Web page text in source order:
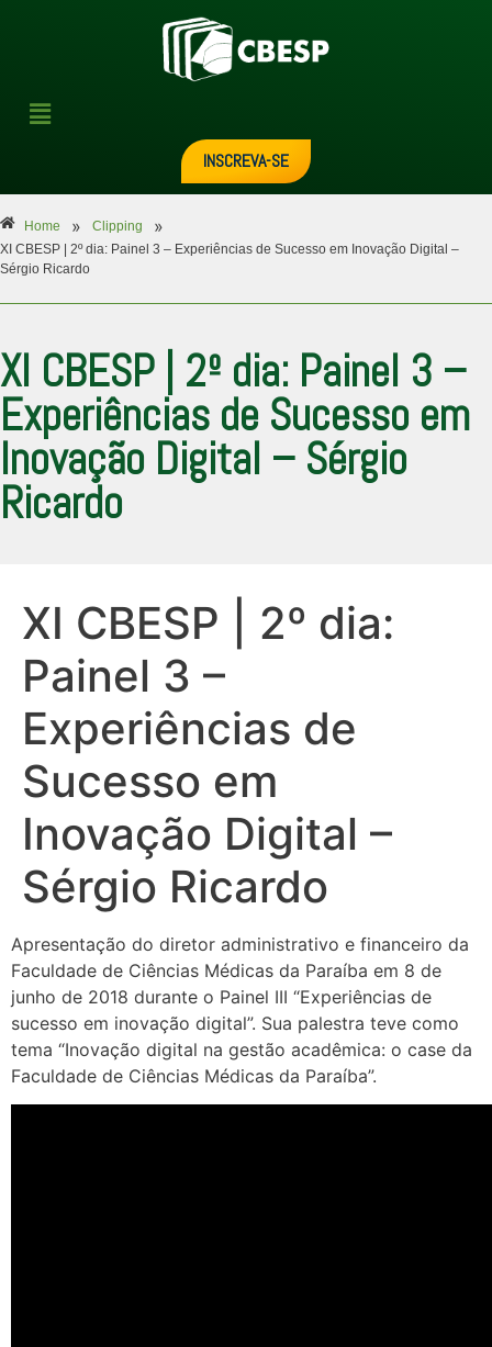
INSCREVA-SE
Home » Clipping »
XI CBESP | 2º dia: Painel 3 – Experiências de Sucesso em Inovação Digital –
Sérgio Ricardo
XI CBESP | 2º dia: Painel 3 –
Experiências de Sucesso em
Inovação Digital – Sérgio
Ricardo
XI CBESP | 2º dia:
Painel 3 –
Experiências de
Sucesso em
Inovação Digital –
Sérgio Ricardo
Apresentação do diretor administrativo e financeiro da
Faculdade de Ciências Médicas da Paraíba em 8 de
junho de 2018 durante o Painel III “Experiências de
sucesso em inovação digital”. Sua palestra teve como
tema “Inovação digital na gestão acadêmica: o case da
Faculdade de Ciências Médicas da Paraíba”.